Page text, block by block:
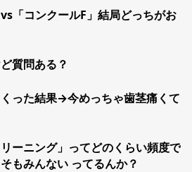
vs「コンクールF」結局どっちがお
質問ある？
った結果→今めっちゃ歯茎痛くて
ーニング」ってどのくらい頻度で
もみんない ってるんか？